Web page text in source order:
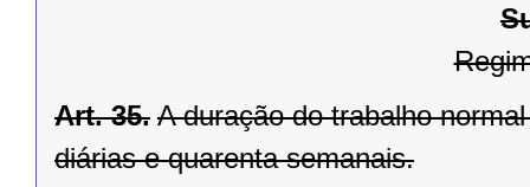
Art. 35. A duração do trabalho
diárias e quarenta semanais.